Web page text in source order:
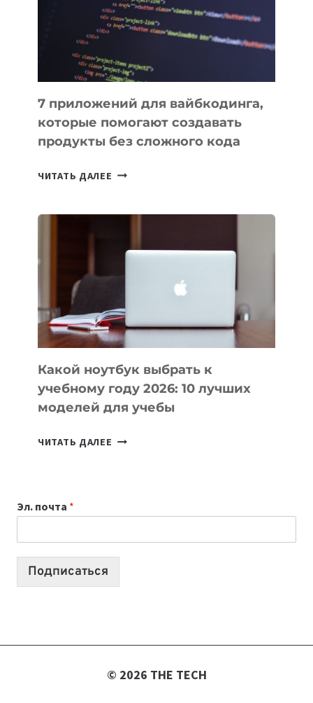
РАБОТЫ
7 приложений для вайбкодинга,
которые помогают создавать
продукты без сложного кода
ЧИТАТЬ ДАЛЕЕ 7
ПОМОГАЮТ
СОЗДАВАТЬ
БЕЗ
СЛОЖНОГО
КОДА
Какой ноутбук выбрать к
учебному году 2026: 10 лучших
моделей для учебы
ЧИТАТЬ ДАЛЕЕ КАКОЙ
2026:
10
Эл. почта *
Подписаться
© 2026 THE TECH